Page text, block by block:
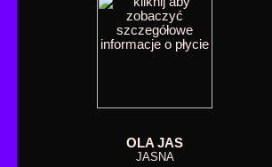
OLA JAS
JASNA